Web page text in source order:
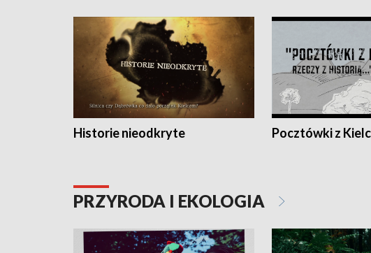
Historie nieodkryte Pocztówki z Kielc
PRZYRODA I EKOLOGIA